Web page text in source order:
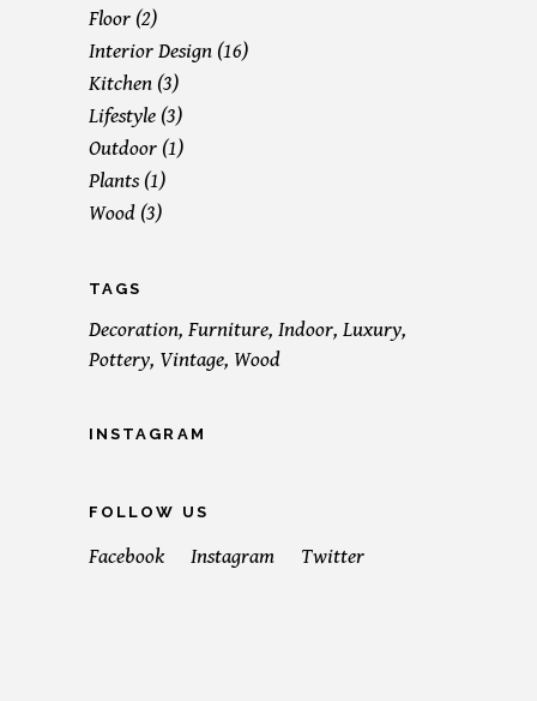
Floor (2)
Interior Design (16)
Kitchen (3)
Lifestyle (3)
Outdoor (1)
Plants (1)
Wood (3)
TAGS
Decoration Furniture Indoor Luxury
Pottery Vintage Wood
INSTAGRAM
FOLLOW US
Facebook Instagram Twitter